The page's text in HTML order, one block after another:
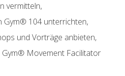
vermitteln,
Gym® 104 unterrichten,
und Vorträge anbieten,
Gym® Movement Facilitator